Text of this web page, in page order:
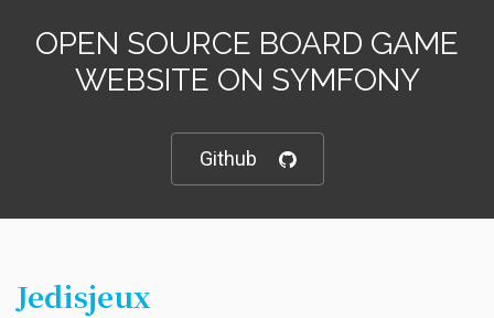
OPEN SOURCE BOARD GAME
WEBSITE ON SYMFONY
Github
Jedisjeux